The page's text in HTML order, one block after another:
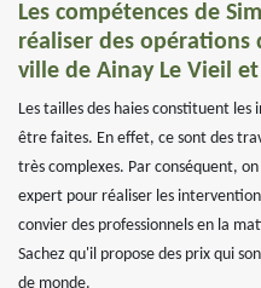
Les compétences de
réaliser des opérations
ville de Ainay Le Vieil
Les tailles des haies constituent
être faites. En effet, ce sont des
très complexes. Par conséquent,
expert pour réaliser les
convier des professionnels en la
Sachez qu'il propose des prix qui
de monde.